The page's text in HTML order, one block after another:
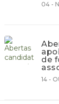
04 -
de
14 -